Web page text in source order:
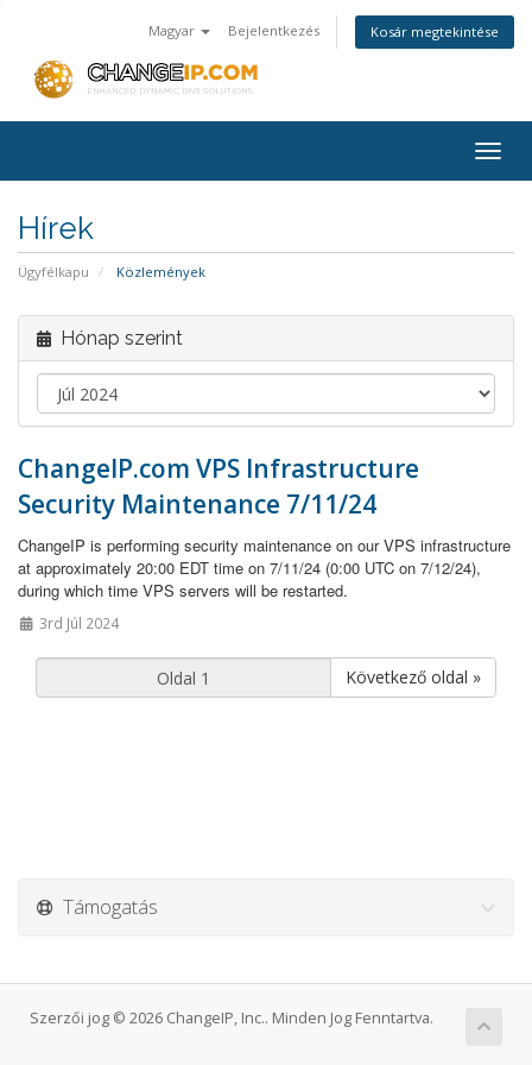
Magyar Bejelentkezés Kosár megtekintése
Hírek
Ügyfélkapu Közlemények
Hónap szerint
ChangeIP.com VPS Infrastructure
Security Maintenance 7/11/24
ChangeIP is performing security maintenance on our VPS infrastructure
at approximately 20:00 EDT time on 7/11/24 (0:00 UTC on 7/12/24),
during which time VPS servers will be restarted.
3rd Júl 2024
Következő oldal »
Támogatás
Szerzői jog © 2026 ChangeIP, Inc.. Minden Jog Fenntartva.